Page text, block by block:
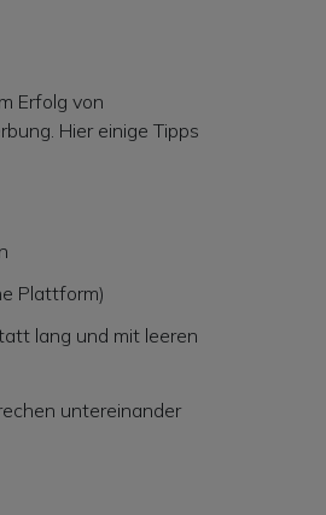
Erfolg von
Hier einige Tipps
Plattform)
lang und mit leeren
untereinander